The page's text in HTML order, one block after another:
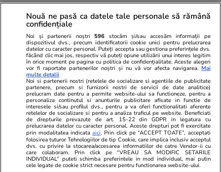
Ciprian Ciucu convoacă o ședință CGMB pentru
a mandata STB să intre în insolvență: „Costul
pentru un singur an, împreună cu datorii şi
penalităţi, depăşeşte 80% din bugetul PMB”
Știri Externe 20:34
Ucraina atacă „Amazonul rusesc” și provoacă
pagube de peste un miliard de euro
Știri Locale 19:55
Alimentarea cu apă potabilă, întreruptă în
orașul Breaza și comuna Adunați, în urma
Nouă ne pasă ca datele tale personale să rămână
confidențiale
Noi și partenerii noștri 596 stocăm și/sau accesăm informații pe
dispozitivul dvs., precum identificatorii cookie unici pentru prelucrarea
datelor cu caracter personal. Puteți accepta sau gestiona preferințele dvs.
făcând clic mai jos, respectiv vă puteți opune utilizării unui interes legitim
în orice moment pe pagina cu politica de confidențialitate. Aceste alegeri
vor fi raportate partenerilor noștri și nu vă vor afecta navigarea. Mai
multe detalii
Noi si partenerii nostri (retelele de socializare si agentiile de publicitate
partenere, precum si furnizorii nostri de servicii de date analitice)
prelucram date pentru a permite website-ului sa functioneze, pentru a
personaliza continutul si anunturile publicitare afisate in functie de
interesele si/sau profilul dvs., pentru a va oferi functionalitati aferente
retelelor de socializare si pentru a analiza traficul pe website. Beneficiati
de drepturile prevazute de art. 15-22 din GDPR in legatura cu
prelucrarea datelor cu caracter personal. Aceste drepturi pot fi exercitate
prin modalitatea indicataaici. Prin click pe “ACCEPT TOATE”, acceptati
folosirea tuturor Tehnologiilor de tip Cookie, care implica inclusiv acceptul
dvs. cu privire la stocarea/accesarea informatiilor de catre Vendor-ii cu
care colaboram. Prin click pe “VREAU SA MODIFIC SETARILE
INDIVIDUAL” puteti schimba preferintele in mod individual, mai putin
cele legate de cookie strict necesare pentru functionarea website-ului.